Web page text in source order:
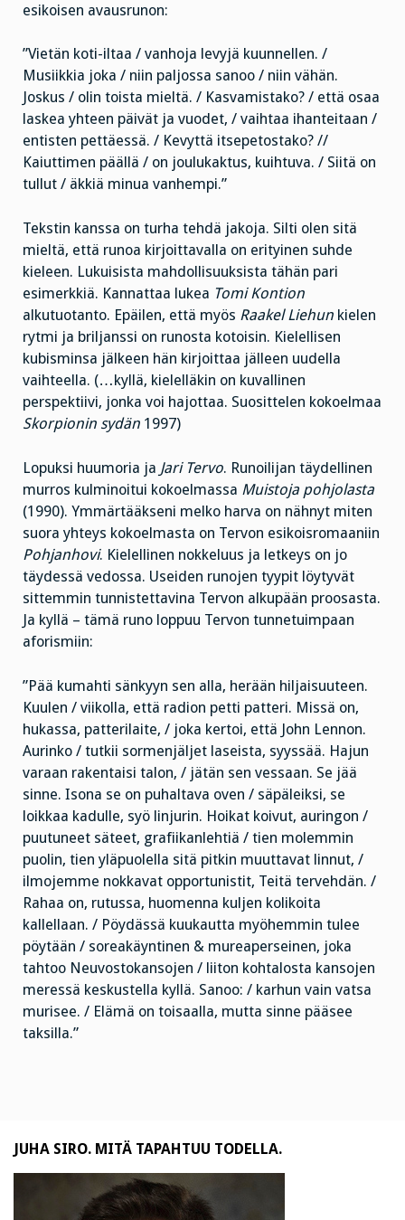
esikoisen avausrunon:
”Vietän koti-iltaa / vanhoja levyjä kuunnellen. /
Musiikkia joka / niin paljossa sanoo / niin vähän.
Joskus / olin toista mieltä. / Kasvamistako? / että osaa
laskea yhteen päivät ja vuodet, / vaihtaa ihanteitaan /
entisten pettäessä. / Kevyttä itsepetostako? //
Kaiuttimen päällä / on joulukaktus, kuihtuva. / Siitä on
tullut / äkkiä minua vanhempi.”
Tekstin kanssa on turha tehdä jakoja. Silti olen sitä
mieltä, että runoa kirjoittavalla on erityinen suhde
kieleen. Lukuisista mahdollisuuksista tähän pari
esimerkkiä. Kannattaa lukea Tomi Kontion
alkutuotanto. Epäilen, että myös Raakel Liehun kielen
rytmi ja briljanssi on runosta kotoisin. Kielellisen
kubisminsa jälkeen hän kirjoittaa jälleen uudella
vaihteella. (…kyllä, kielelläkin on kuvallinen
perspektiivi, jonka voi hajottaa. Suosittelen kokoelmaa
Skorpionin sydän 1997)
Lopuksi huumoria ja Jari Tervo. Runoilijan täydellinen
murros kulminoitui kokoelmassa Muistoja pohjolasta
(1990). Ymmärtääkseni melko harva on nähnyt miten
suora yhteys kokoelmasta on Tervon esikoisromaaniin
Pohjanhovi. Kielellinen nokkeluus ja letkeys on jo
täydessä vedossa. Useiden runojen tyypit löytyvät
sittemmin tunnistettavina Tervon alkupään proosasta.
Ja kyllä – tämä runo loppuu Tervon tunnetuimpaan
aforismiin:
”Pää kumahti sänkyyn sen alla, herään hiljaisuuteen.
Kuulen / viikolla, että radion petti patteri. Missä on,
hukassa, patterilaite, / joka kertoi, että John Lennon.
Aurinko / tutkii sormenjäljet laseista, syyssää. Hajun
varaan rakentaisi talon, / jätän sen vessaan. Se jää
sinne. Isona se on puhaltava oven / säpäleiksi, se
loikkaa kadulle, syö linjurin. Hoikat koivut, auringon /
puutuneet säteet, grafiikanlehtiä / tien molemmin
puolin, tien yläpuolella sitä pitkin muuttavat linnut, /
ilmojemme nokkavat opportunistit, Teitä tervehdän. /
Rahaa on, rutussa, huomenna kuljen kolikoita
kallellaan. / Pöydässä kuukautta myöhemmin tulee
pöytään / soreakäyntinen & mureaperseinen, joka
tahtoo Neuvostokansojen / liiton kohtalosta kansojen
meressä keskustella kyllä. Sanoo: / karhun vain vatsa
murisee. / Elämä on toisaalla, mutta sinne pääsee
taksilla.”
JUHA SIRO. MITÄ TAPAHTUU TODELLA.